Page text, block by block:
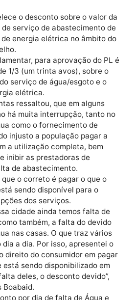
Boabaid (PMN),
Porto Velho o Projeto de Lei
em trâmite do Legislativo,
pelas comissões antes de ser
o desconto sobre o valor
de serviço de abastecimento
de energia elétrica no âmbito
para aprovação do
de 1/3 (um trinta avos), sobre o
do serviço de água/esgoto e o
elétrica.
ressaltou, que em alguns
há muita interrupção, tanto
como o fornecimento de
injusto a população pagar a
a utilização completa, bem
inibir as prestadoras de
de abastecimento.
que o correto é pagar o que o
sendo disponível para o
dos serviços.